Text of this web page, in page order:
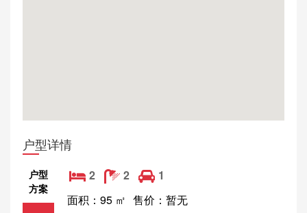
户型详情
户型
方案
2 2
1
面积：95 ㎡ 售价：暂无